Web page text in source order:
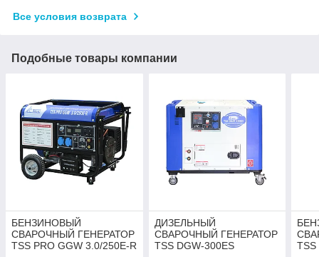
Все условия возврата
Подобные товары компании
БЕНЗИНОВЫЙ
СВАРОЧНЫЙ ГЕНЕРАТОР
TSS PRO GGW 3.0/250E-R
ДИЗЕЛЬНЫЙ
СВАРОЧНЫЙ ГЕНЕРАТОР
TSS DGW-300ES
TSS